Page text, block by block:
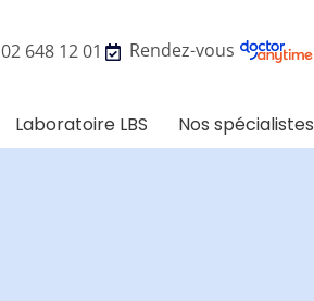
02 648 12 01 Rendez-vous
Laboratoire LBS Nos spécialistes